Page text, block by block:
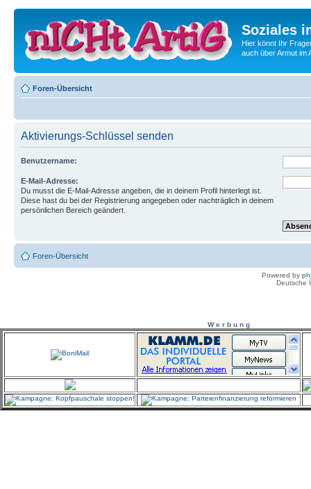
Soziales
Hier könnt Ihr
auch über Armut im
Foren-Übersicht
Aktivierungs-Schlüssel senden
Benutzername:
E-Mail-Adresse:
Du musst die E-Mail-Adresse angeben, die in deinem Profil hinterlegt ist.
Diese hast du bei der Registrierung angegeben oder nachträglich in deinem
persönlichen Bereich geändert.
Foren-Übersicht
Powered by
Deutsche
W e r b u n g